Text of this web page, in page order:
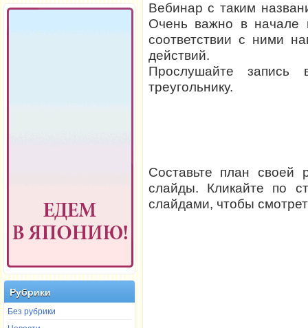
Рубрики
Без рубрики
Вебинар с таким
Очень важно в начале
соответствии с ними
действий.
Прослушайте запись
треугольнику.
Составьте план своей
слайды. Кликайте по
слайдами, чтобы